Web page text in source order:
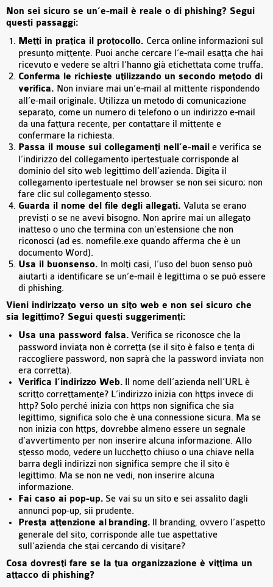
Non sei sicuro se un’e-mail è reale o di phishing? Segui
questi passaggi:
Metti in pratica il protocollo. Cerca online informazioni sul
presunto mittente. Puoi anche cercare l’e-mail esatta che hai
ricevuto e vedere se altri l’hanno già etichettata come truffa.
Conferma le richieste utilizzando un secondo metodo di
verifica. Non inviare mai un’e-mail al mittente rispondendo
all’e-mail originale. Utilizza un metodo di comunicazione
separato, come un numero di telefono o un indirizzo e-mail
da una fattura recente, per contattare il mittente e
confermare la richiesta.
Passa il mouse sui collegamenti nell’e-mail e verifica se
l’indirizzo del collegamento ipertestuale corrisponde al
dominio del sito web legittimo dell’azienda. Digita il
collegamento ipertestuale nel browser se non sei sicuro; non
fare clic sul collegamento stesso.
Guarda il nome del file degli allegati. Valuta se erano
previsti o se ne avevi bisogno. Non aprire mai un allegato
inatteso o uno che termina con un’estensione che non
riconosci (ad es. nomefile.exe quando afferma che è un
documento Word).
Usa il buonsenso. In molti casi, l’uso del buon senso può
aiutarti a identificare se un’e-mail è legittima o se può essere
di phishing.
Vieni indirizzato verso un sito web e non sei sicuro che
sia legittimo? Segui questi suggerimenti:
Usa una password falsa. Verifica se riconosce che la
password inviata non è corretta (se il sito è falso e tenta di
raccogliere password, non saprà che la password inviata non
era corretta).
Verifica l’indirizzo Web. Il nome dell’azienda nell’URL è
scritto correttamente? L’indirizzo inizia con https invece di
http? Solo perché inizia con https non significa che sia
legittimo, significa solo che è una connessione sicura. Ma se
non inizia con https, dovrebbe almeno essere un segnale
d’avvertimento per non inserire alcuna informazione. Allo
stesso modo, vedere un lucchetto chiuso o una chiave nella
barra degli indirizzi non significa sempre che il sito è
legittimo. Ma se non ne vedi, non inserire alcuna
informazione.
Fai caso ai pop-up. Se vai su un sito e sei assalito dagli
annunci pop-up, sii prudente.
Presta attenzione albranding. Il branding, ovvero l’aspetto
generale del sito, corrisponde alle tue aspettative
sull’azienda che stai cercando di visitare?
Cosa dovresti fare se la tua organizzazione è vittima un
attacco di phishing?